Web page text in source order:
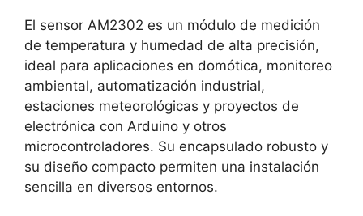
El sensor AM2302 es un módulo de medición
de temperatura y humedad de alta precisión,
ideal para aplicaciones en domótica, monitoreo
ambiental, automatización industrial,
estaciones meteorológicas y proyectos de
electrónica con Arduino y otros
microcontroladores. Su encapsulado robusto y
su diseño compacto permiten una instalación
sencilla en diversos entornos.